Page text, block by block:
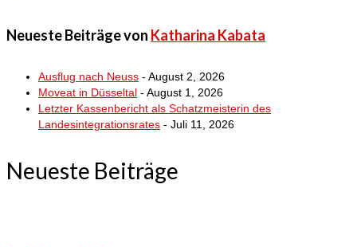
Neueste Beiträge von Katharina Kabata
Ausflug nach Neuss - August 2, 2026
Moveat in Düsseltal - August 1, 2026
Letzter Kassenbericht als Schatzmeisterin des
Landesintegrationsrates - Juli 11, 2026
Neueste Beiträge